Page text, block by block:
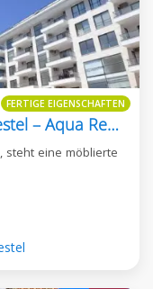
FERTIGE EIGENSCHAFTEN
Möblierte 1+1-Wohnung In Kestel – Aqua Residence B2
steht eine möblierte